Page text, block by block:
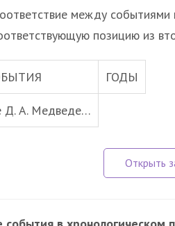
между
позицию из
ГОДЫ
Д. А. Медведе…